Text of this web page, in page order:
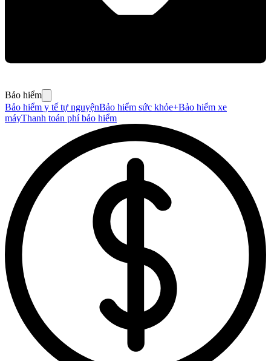
Bảo hiểm
Bảo hiểm y tế tự nguyệnBảo hiểm sức khỏe+Bảo hiểm xe
máyThanh toán phí bảo hiểm